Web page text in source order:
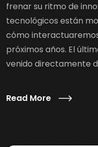
frenar su ritmo de
tecnológicos están
cómo
próximos años. El
venido directamente
Read More